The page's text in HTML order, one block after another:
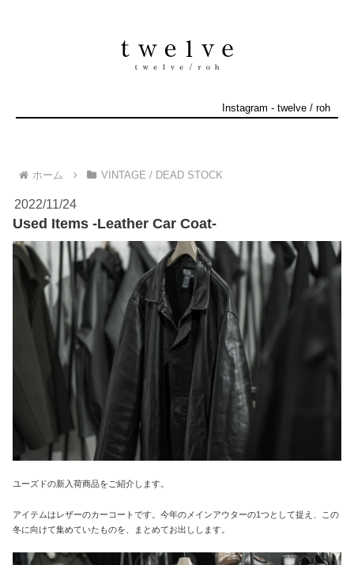
Instagram - twelve / roh
ホーム VINTAGE / DEAD STOCK
2022/11/24
Used Items -Leather Car Coat-
ユーズドの新入荷商品をご紹介します。
アイテムはレザーのカーコートです。今年のメインアウターの1つとして捉え、この
冬に向けて集めていたものを、まとめてお出しします。